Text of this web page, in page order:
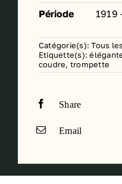
Période 1919
Catégorie(s):Tous
Etiquette(s):
coudre, trompette
Share
Email